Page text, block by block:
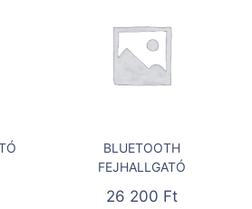
BLUETOOTH
FEJHALLGATÓ
26 200 Ft